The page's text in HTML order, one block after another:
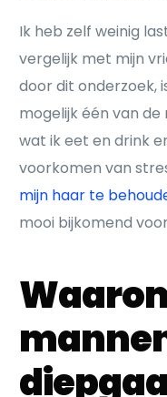
Ik heb zelf weinig
vergelijk met mijn
door dit onderzoek,
mogelijk één van
wat ik eet en drink
voorkomen van
mijn haar te
mooi bijkomend